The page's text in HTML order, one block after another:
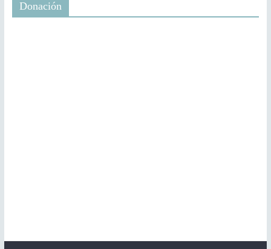
Donación